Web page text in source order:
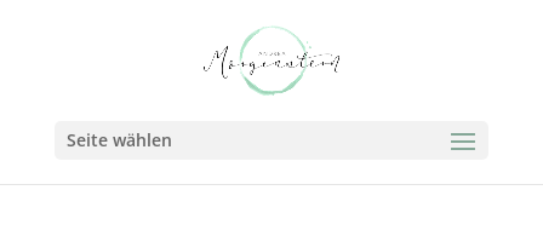
Seite wählen